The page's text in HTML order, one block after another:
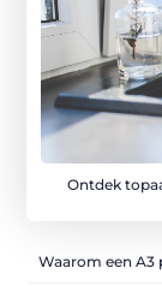
Ontdek
Waarom een A3